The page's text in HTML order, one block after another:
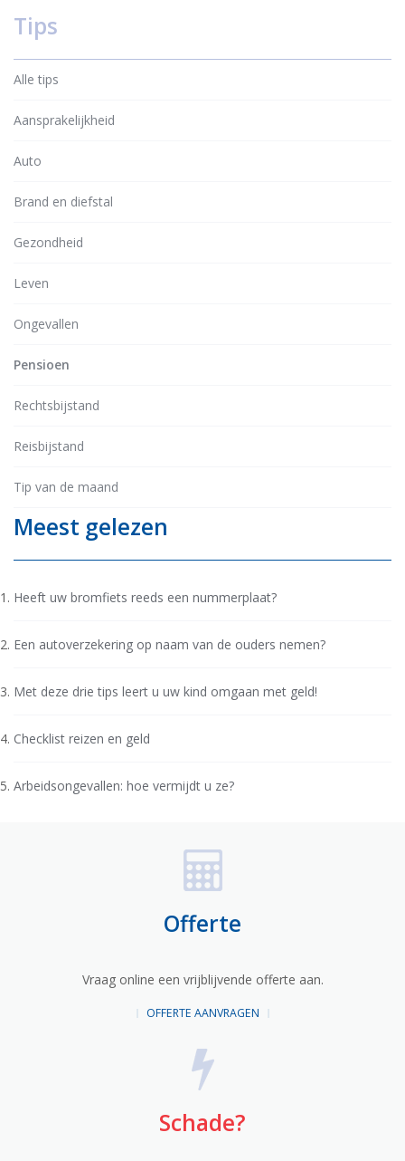
Tips
Alle tips
Aansprakelijkheid
Auto
Brand en diefstal
Gezondheid
Leven
Ongevallen
Pensioen
Rechtsbijstand
Reisbijstand
Tip van de maand
Meest gelezen
Heeft uw bromfiets reeds een nummerplaat?
Een autoverzekering op naam van de ouders nemen?
Met deze drie tips leert u uw kind omgaan met geld!
Checklist reizen en geld
Arbeidsongevallen: hoe vermijdt u ze?
Offerte
Vraag online een vrijblijvende offerte aan.
OFFERTE AANVRAGEN
Schade?